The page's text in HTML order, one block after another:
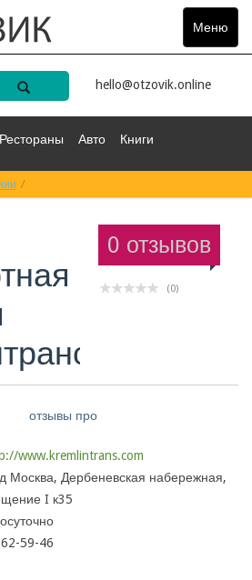
Меню
Toggle
hello@otzovik.online
Рестораны Авто Книги
0 отзывов
(0)
www.kremlintrans.com
Москва, Дербеневская набережная,
I к35
59-46